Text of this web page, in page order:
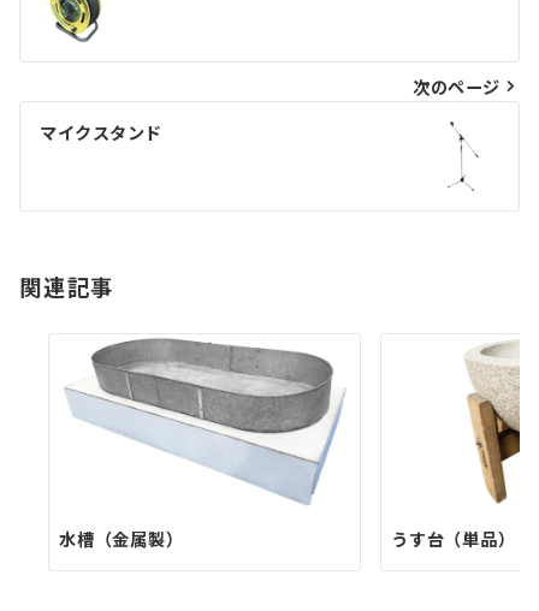
ナ
ビ
ゲ
シ
ン
次のページ
マイクスタンド
関連記事
水槽（金属製） うす台（単品）